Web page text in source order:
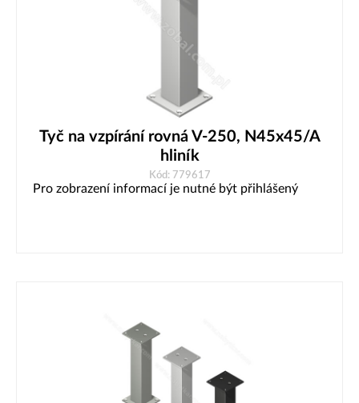
Tyč na vzpírání rovná V-250, N45x45/A
hliník
Kód: 779617
Pro zobrazení informací je nutné být přihlášený